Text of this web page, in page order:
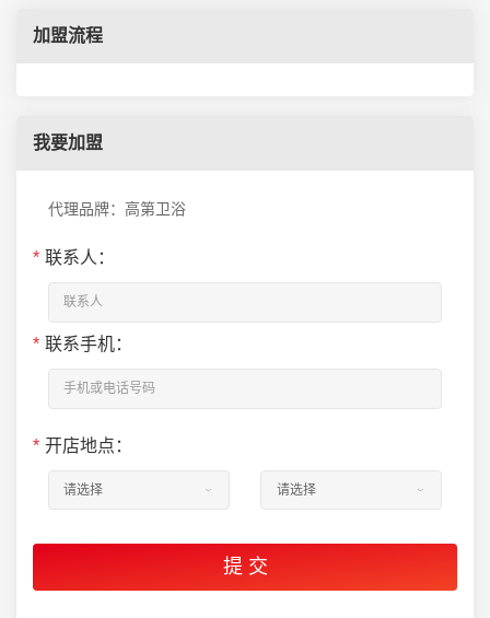
加盟流程
我要加盟
代理品牌：高第卫浴
* 联系人：
* 联系手机：
* 开店地点：